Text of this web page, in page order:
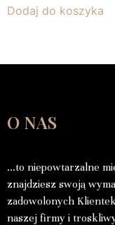
Dodaj do koszyka
O NAS
…to niepowtarzalne
znajdziesz swoją
zadowolonych
naszej firmy i